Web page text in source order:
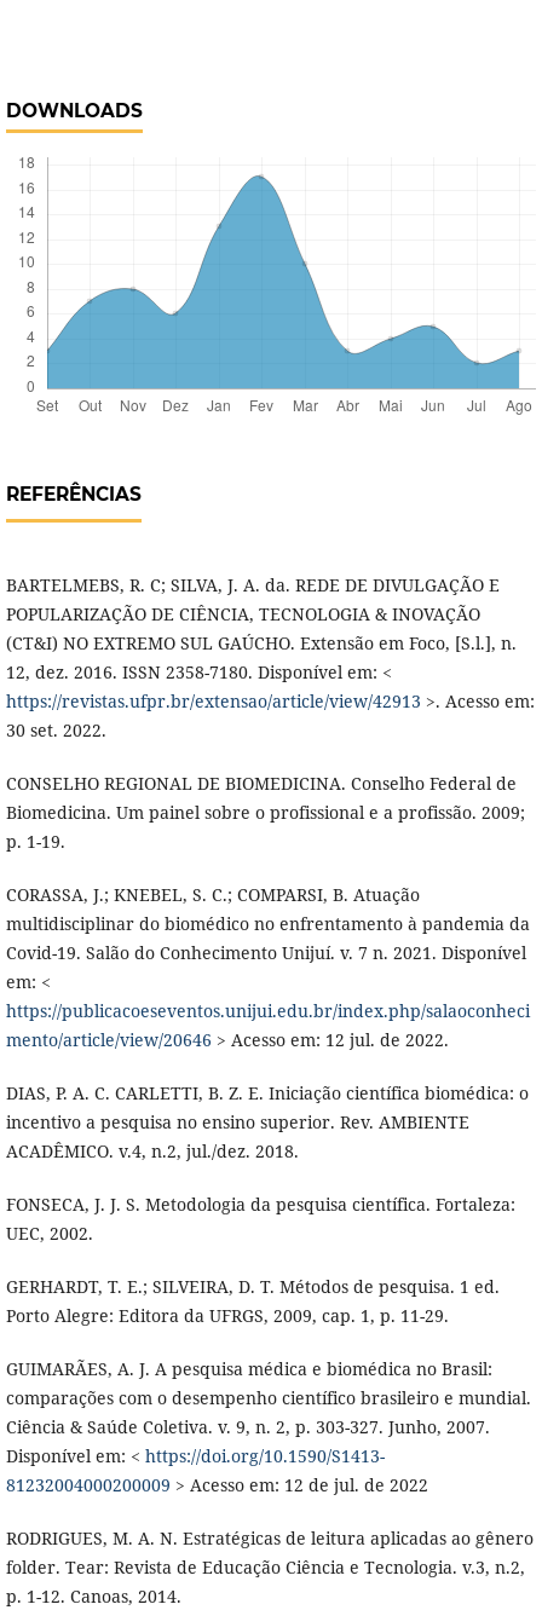
DOWNLOADS
REFERÊNCIAS
BARTELMEBS, R. C; SILVA, J. A. da. REDE DE DIVULGAÇÃO E
POPULARIZAÇÃO DE CIÊNCIA, TECNOLOGIA & INOVAÇÃO
(CT&I) NO EXTREMO SUL GAÚCHO. Extensão em Foco, [S.l.], n.
12, dez. 2016. ISSN 2358-7180. Disponível em: <
https://revistas.ufpr.br/extensao/article/view/42913 >. Acesso em:
30 set. 2022.
CONSELHO REGIONAL DE BIOMEDICINA. Conselho Federal de
Biomedicina. Um painel sobre o profissional e a profissão. 2009;
p. 1-19.
CORASSA, J.; KNEBEL, S. C.; COMPARSI, B. Atuação
multidisciplinar do biomédico no enfrentamento à pandemia da
Covid-19. Salão do Conhecimento Unijuí. v. 7 n. 2021. Disponível
em: <
https://publicacoeseventos.unijui.edu.br/index.php/salaoconheci
mento/article/view/20646 > Acesso em: 12 jul. de 2022.
DIAS, P. A. C. CARLETTI, B. Z. E. Iniciação científica biomédica: o
incentivo a pesquisa no ensino superior. Rev. AMBIENTE
ACADÊMICO. v.4, n.2, jul./dez. 2018.
FONSECA, J. J. S. Metodologia da pesquisa científica. Fortaleza:
UEC, 2002.
GERHARDT, T. E.; SILVEIRA, D. T. Métodos de pesquisa. 1 ed.
Porto Alegre: Editora da UFRGS, 2009, cap. 1, p. 11-29.
GUIMARÃES, A. J. A pesquisa médica e biomédica no Brasil:
comparações com o desempenho científico brasileiro e mundial.
Ciência & Saúde Coletiva. v. 9, n. 2, p. 303-327. Junho, 2007.
Disponível em: < https://doi.org/10.1590/S1413-
81232004000200009 > Acesso em: 12 de jul. de 2022
RODRIGUES, M. A. N. Estratégicas de leitura aplicadas ao gênero
folder. Tear: Revista de Educação Ciência e Tecnologia. v.3, n.2,
p. 1-12. Canoas, 2014.